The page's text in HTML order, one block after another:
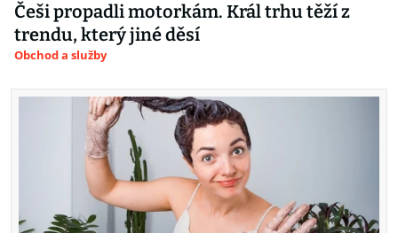
Češi propadli motorkám. Král trhu těží z
trendu, který jiné děsí
Obchod a služby